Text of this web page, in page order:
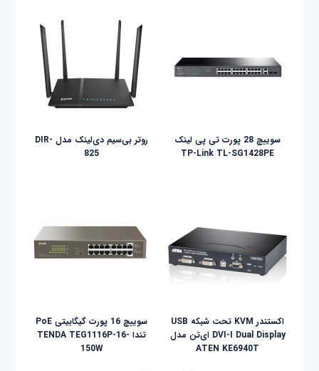
سوییچ 28 پورت تی پی لینک
TP-Link TL-SG1428PE
روتر بی‌سیم دی‌لینک مدل DIR-
825
اکستندر KVM تحت شبکه USB
DVI-I Dual Display ای‌تن مدل
ATEN KE6940T
سوییچ 16 پورت گیگابیتی PoE
تندا TENDA TEG1116P-16-
150W